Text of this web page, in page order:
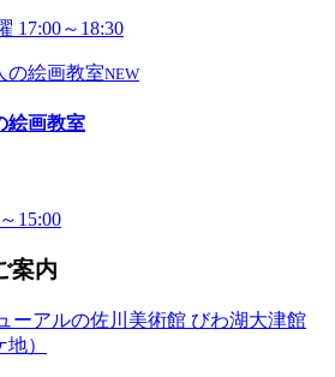
17:00～18:30
NEW
絵画教室
15:00
案内